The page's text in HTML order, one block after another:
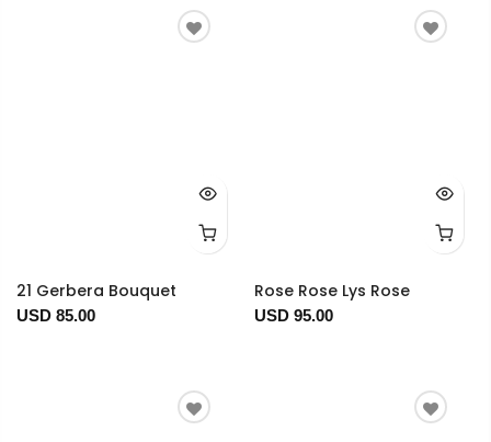
21 Gerbera Bouquet
USD 85.00
Rose Rose Lys Rose
USD 95.00